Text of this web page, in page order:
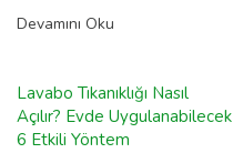
Devamını Oku
Lavabo Tıkanıklığı Nasıl
Açılır? Evde Uygulanabilecek
6 Etkili Yöntem